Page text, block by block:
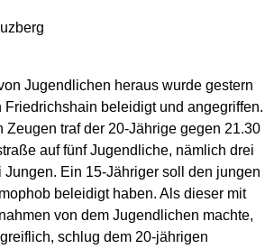
Jugendlichen heraus wurde gestern
Friedrichshain beleidigt und angegriffen.
Zeugen traf der 20-Jährige gegen 21.30
auf fünf Jugendliche, nämlich drei
Jungen. Ein 15-Jähriger soll den jungen
beleidigt haben. Als dieser mit
von dem Jugendlichen machte,
schlug dem 20-jährigen